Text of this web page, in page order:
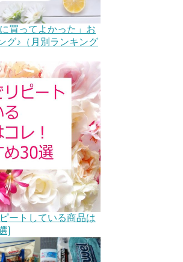
買ってよかった」お
グ♪（月別ランキング
ートしている商品は
]